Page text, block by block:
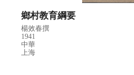
鄉村教育綱要
楊效春撰
1941
中華
上海